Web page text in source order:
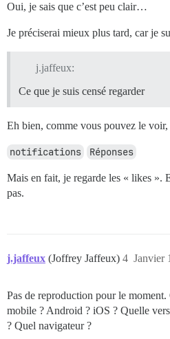
Oui, je sais que c’est peu clair…
Je préciserai mieux plus tard, car je
j.jaffeux:
Ce que je suis censé regarder
Eh bien, comme vous pouvez le
notifications Réponses
Mais en fait, je regarde les « likes ».
pas.
j.jaffeux (Joffrey Jaffeux) Janvier
4
Pas de reproduction pour le
mobile ? Android ? iOS ? Quelle
? Quel navigateur ?